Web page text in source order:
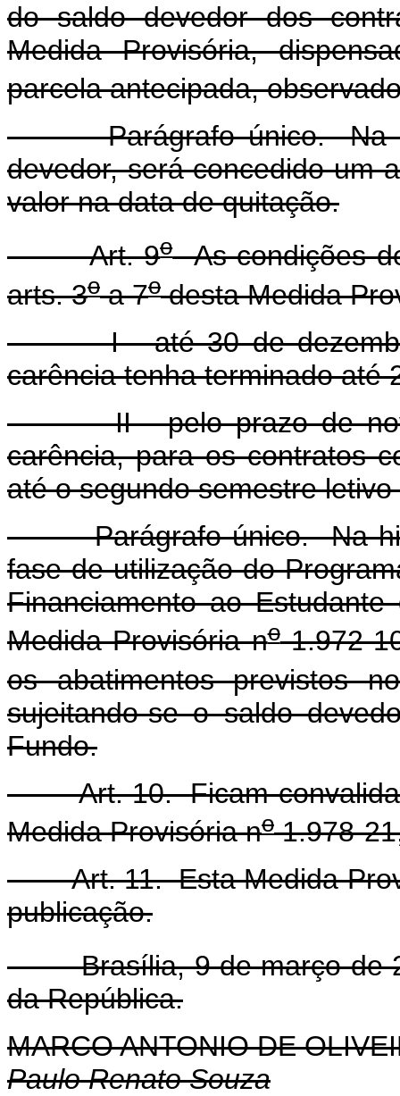
do saldo devedor dos
Medida Provisória,
parcela antecipada,
Parágrafo único. Na
devedor, será concedido um
valor na data de quitação.
Art. 9oAs condições
arts. 3oa 7odesta Medida
I - até 30 de dezembro
carência tenha terminado até
II - pelo prazo de
carência, para os contratos
até o segundo semestre
Parágrafo único. Na
fase de utilização do
Financiamento ao
Medida Provisória no1.972-
os abatimentos previstos
sujeitando-se o saldo
Fundo.
Art. 10. Ficam
Medida Provisória no1.978-
Art. 11. Esta Medida
publicação.
Brasília, 9 de março de
da República.
MARCO ANTONIO DE
Paulo Renato Souza